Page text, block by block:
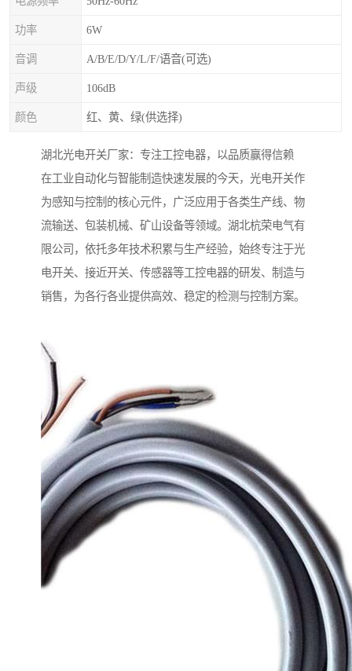
功率 6W
音调 A/B/E/D/Y/L/F/语音(可选)
声级 106dB
颜色 红、黄、绿(供选择)
湖北光电开关厂家：专注工控电器，以品质赢得信赖
在工业自动化与智能制造快速发展的今天，光电开关作
为感知与控制的核心元件，广泛应用于各类生产线、物
流输送、包装机械、矿山设备等领域。湖北杭荣电气有
限公司，依托多年技术积累与生产经验，始终专注于光
电开关、接近开关、传感器等工控电器的研发、制造与
销售，为各行各业提供高效、稳定的检测与控制方案。